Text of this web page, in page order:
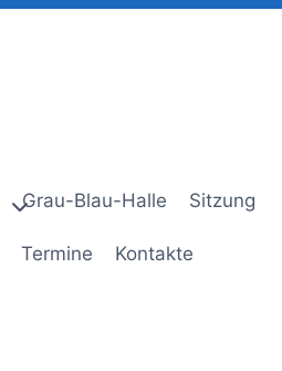
Grau-Blau-Halle Sitzung
Termine Kontakte